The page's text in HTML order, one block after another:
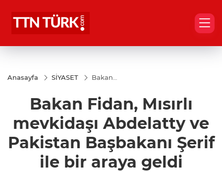
Anasayfa SİYASET
Bakan
mevkidaşı
Abdelatty
Pakistan
Şerif ile bir
araya
Bakan Fidan, Mısırlı
mevkidaşı Abdelatty ve
Pakistan Başbakanı Şerif
ile bir araya geldi